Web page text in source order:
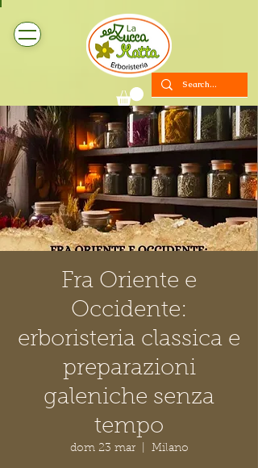
Fra Oriente e
Occidente:
erboristeria classica e
preparazioni
galeniche senza
tempo
dom 23 mar
  |
Milano